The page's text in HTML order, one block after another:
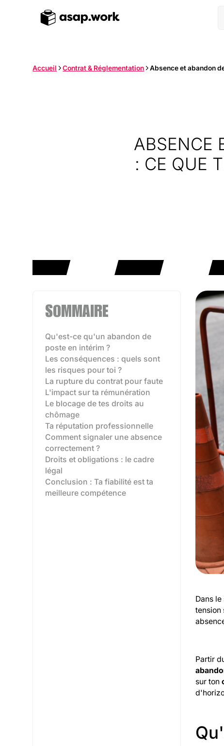
Accueil Contrat & Réglementation Absence et abandon
ABSENCE
: CE QUE
SOMMAIRE
Qu'est-ce qu'un abandon de
poste en intérim ?
Les conséquences : quels sont
les risques pour toi ?
La rupture du contrat pour faute
L'impact sur ta rémunération
Le blocage de tes droits au
chômage
Ta réputation professionnelle
Comment signaler une absence
correctement ?
Droits et obligations : le cadre
légal
Conclusion : Ta fiabilité est ta
meilleure compétence
Dans
tension
Partir
sur ton